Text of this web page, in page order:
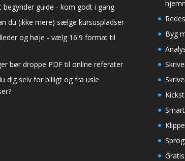
begynder guide - kom godt i gang
du (ikke mere) sælge kursuspladser
og høje - vælg 16:9 format til
bør droppe PDF til online referater
dig selv for billigt og fra usle
Byg